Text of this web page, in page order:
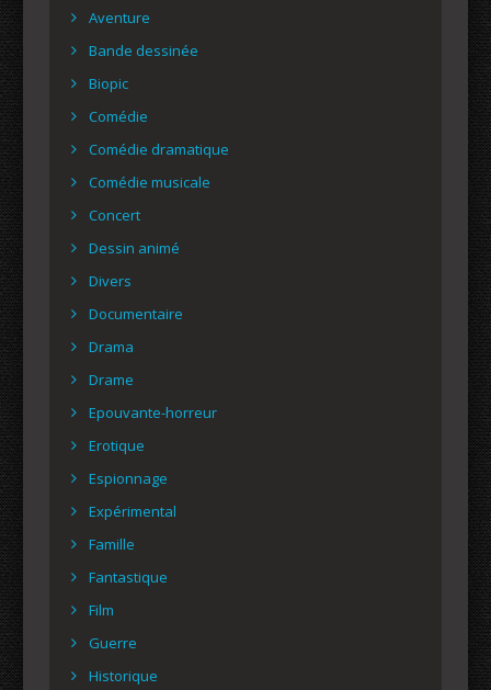
Aventure
Bande dessinée
Biopic
Comédie
Comédie dramatique
Comédie musicale
Concert
Dessin animé
Divers
Documentaire
Drama
Drame
Epouvante-horreur
Erotique
Espionnage
Expérimental
Famille
Fantastique
Film
Guerre
Historique